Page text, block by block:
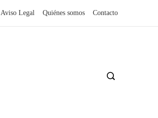
Aviso Legal Quiénes somos Contacto